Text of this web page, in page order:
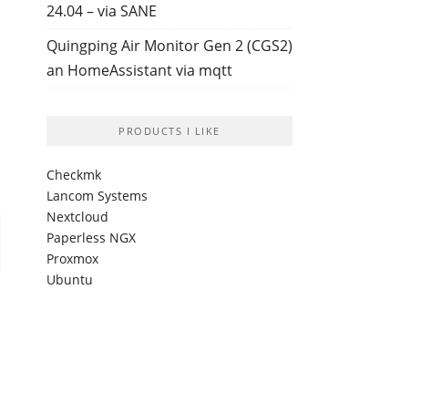
24.04 – via SANE
Quingping Air Monitor Gen 2 (CGS2)
an HomeAssistant via mqtt
PRODUCTS I LIKE
Checkmk
Lancom Systems
Nextcloud
Paperless NGX
Proxmox
Ubuntu